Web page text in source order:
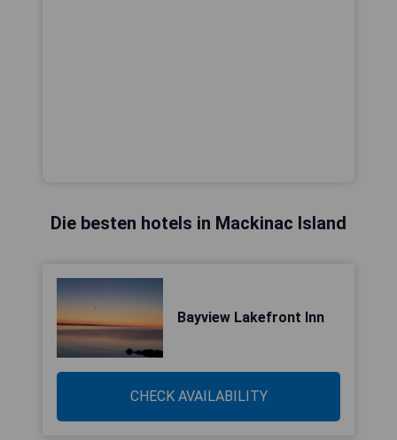
Die besten hotels in Mackinac Island
Bayview Lakefront Inn
CHECK AVAILABILITY